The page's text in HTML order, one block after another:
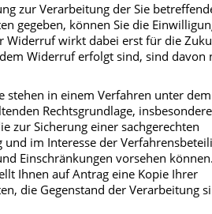
zur Verarbeitung der Sie
gegeben, können Sie die
Widerruf wirkt dabei erst für die
Widerruf erfolgt sind, sind davon
stehen in einem Verfahren unter dem
Rechtsgrundlage,
zur Sicherung einer sachgerechten
im Interesse der
Einschränkungen vorsehen
Ihnen auf Antrag eine Kopie Ihrer
die Gegenstand der Verarbeitung